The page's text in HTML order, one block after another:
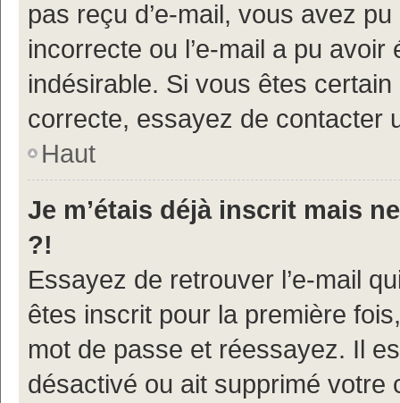
pas reçu d’e-mail, vous avez
incorrecte ou l’e-mail a pu
indésirable. Si vous êtes
correcte, essayez de contacter
Haut
Je m’étais déjà inscrit mais
?!
Essayez de retrouver l’e-mail
êtes inscrit pour la première
mot de passe et réessayez. Il
désactivé ou ait supprimé votre